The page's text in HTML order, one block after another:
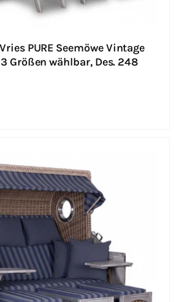
PURE Seemöwe Vintage
Größen wählbar, Des. 248